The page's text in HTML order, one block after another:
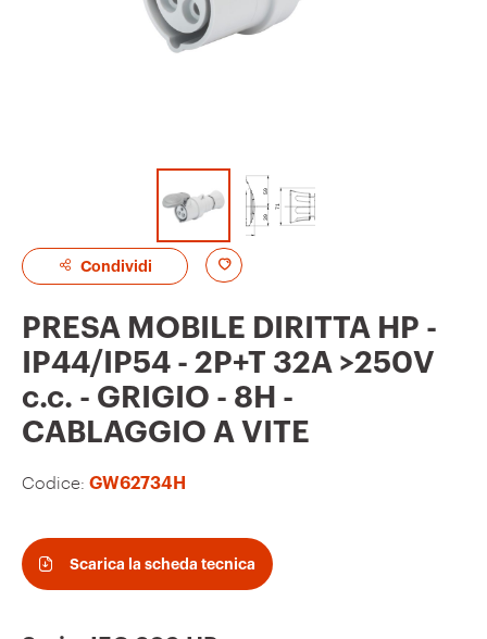
Condividi A
g
i
u
n
p
PRESA MOBILE DIRITTA HP -
IP44/IP54 - 2P+T 32A >250V
c.c. - GRIGIO - 8H -
CABLAGGIO A VITE
Codice: GW62734H
Scarica la scheda tecnica